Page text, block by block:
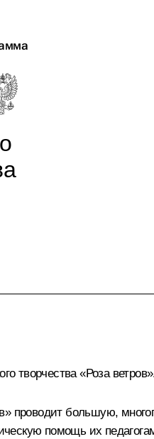
творчества «Роза
проводит большую,
помощь их